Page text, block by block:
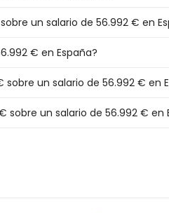
un salario de 56.992 € en
€ en España?
un salario de 56.992 € en
un salario de 56.992 € en